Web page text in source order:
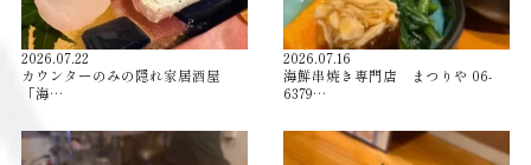
2026.07.22
カウンターのみの隠れ家居酒屋
「海…
2026.07.16
海鮮串焼き専門店 まつりや 06-
6379…